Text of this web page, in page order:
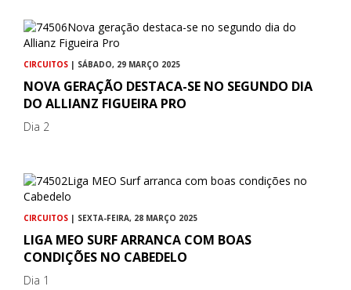
CIRCUITOS | SÁBADO, 29 MARÇO 2025
NOVA GERAÇÃO DESTACA-SE NO SEGUNDO DIA
DO ALLIANZ FIGUEIRA PRO
Dia 2
CIRCUITOS | SEXTA-FEIRA, 28 MARÇO 2025
LIGA MEO SURF ARRANCA COM BOAS
CONDIÇÕES NO CABEDELO
Dia 1